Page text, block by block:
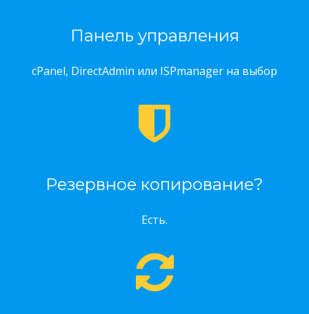
Панель управления
cPanel, DirectAdmin или ISPmanager на выбор
Резервное копирование?
Есть.